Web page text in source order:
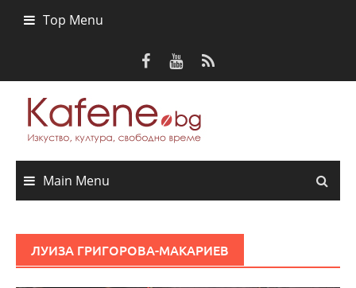
Top Menu
Main Menu
ЛУИЗА ГРИГОРОВА-МАКАРИЕВ